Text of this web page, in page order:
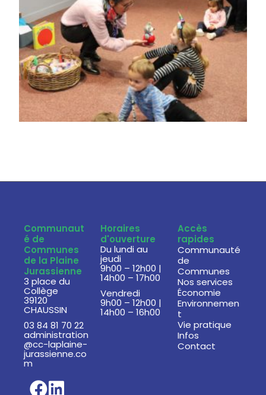
Communaut
é de
Communes
de la Plaine
Jurassienne
3 place du
Collège
39120
CHAUSSIN
03 84 81 70 22
administration
@cc-laplaine-
jurassienne.co
m
Horaires
d'ouverture
Du lundi au
jeudi
9h00 – 12h00 |
14h00 – 17h00
Vendredi
9h00 – 12h00 |
14h00 – 16h00
Accès
rapides
Communauté
de
Communes
Nos services
Économie
Environnemen
t
Vie pratique
Infos
Contact